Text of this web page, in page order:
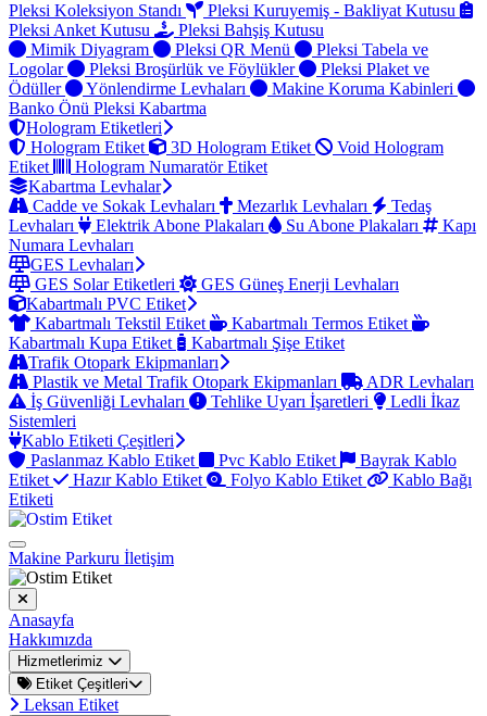
Pleksi Koleksiyon Standı
Pleksi Kuruyemiş - Bakliyat Kutusu
Pleksi Anket Kutusu
Pleksi Bahşiş Kutusu
Mimik Diyagram
Pleksi QR Menü
Pleksi Tabela ve
Logolar
Pleksi Broşürlük ve Föylükler
Pleksi Plaket ve
Ödüller
Yönlendirme Levhaları
Makine Koruma Kabinleri
Banko Önü Pleksi Kabartma
Hologram Etiketleri
Hologram Etiket
3D Hologram Etiket
Void Hologram
Etiket
Hologram Numaratör Etiket
Kabartma Levhalar
Cadde ve Sokak Levhaları
Mezarlık Levhaları
Tedaş
Levhaları
Elektrik Abone Plakaları Su Abone Plakaları
Kapı
Numara Levhaları
GES Levhaları
GES Solar Etiketleri
GES Güneş Enerji Levhaları
Kabartmalı PVC Etiket
Kabartmalı Tekstil Etiket
Kabartmalı Termos Etiket
Kabartmalı Kupa Etiket
Kabartmalı Şişe Etiket
Trafik Otopark Ekipmanları
Plastik ve Metal Trafik Otopark Ekipmanları
ADR Levhaları
İş Güvenliği Levhaları
Tehlike Uyarı İşaretleri
Ledli İkaz
Sistemleri
Kablo Etiketi Çeşitleri
Paslanmaz Kablo Etiket
Pvc Kablo Etiket
Bayrak Kablo
Etiket
Hazır Kablo Etiket Folyo Kablo Etiket
Kablo Bağı
Etiketi
Makine Parkuru İletişim
Anasayfa
Hakkımızda
Hizmetlerimiz
Etiket Çeşitleri
Leksan Etiket